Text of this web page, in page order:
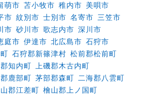
萌市 苫小牧市 稚内市 美唄市
市 紋別市 士別市 名寄市 三笠市
市 砂川市 歌志内市 深川市
庭市 伊達市 北広島市 石狩市
石狩郡新篠津村 松前郡松前町
郡知内町
上磯郡木古内町
鹿部町 茅部郡森町
二海郡八雲町
郡江差町 檜山郡上ノ国町